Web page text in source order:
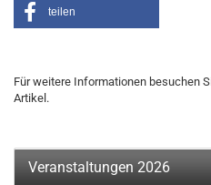
teilen
Für weitere Informationen besuchen
Artikel.
Veranstaltungen 2026